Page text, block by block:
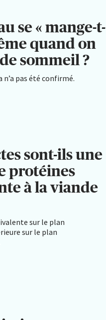
se « mange-t-
quand on
sommeil ?
n’a pas été confirmé.
sont-ils une
protéines
à la viande
sur le plan
sur le plan